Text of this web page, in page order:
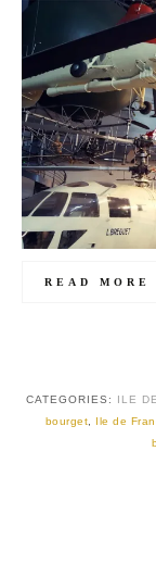
READ MORE
CATEGORIES: ILE
bourget, Ile de